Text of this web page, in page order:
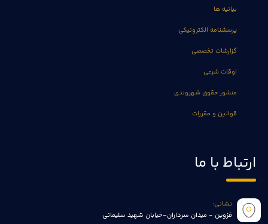
بیانیه ها
پرسشنامه الکترونیکی
گزارشات تخصصی
اوقات شرعی
منشور حقوق شهروندی
قوانین و مقررات
ارتباط با ما
نشانی:
قزوین - میدان سرداران-خیابان شهید سلیمانی